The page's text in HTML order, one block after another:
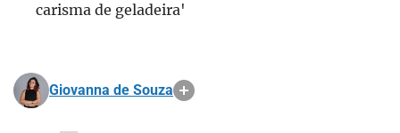
carisma de geladeira'
Giovanna de Souza